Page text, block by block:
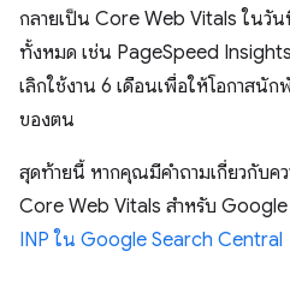
กลายเป็น Core Web Vitals ในวั
ทั้งหมด เช่น PageSpeed Insights
เลิกใช้งาน 6 เดือนเพื่อให้โอกาสนั
ของตน
สุดท้ายนี้ หากคุณมีคำถามเกี่ยวกับค
Core Web Vitals สำหรับ
INP ใน Google Search Central